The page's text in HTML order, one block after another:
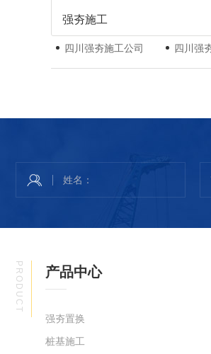
强夯施工
四川强夯施工公司 四川强
PRODUCT 产品中心
强夯置换
桩基施工